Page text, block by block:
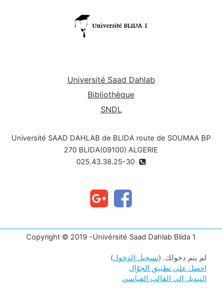
Université Saad Dahlab
Bibliothèque
SNDL
Université SAAD DAHLAB de BLIDA route de SOUMAA BP
270 BLIDA(09100) ALGERIE
Copyright © 2019 -Univérsité Saad Dahlab Blida 1
لم يتم دخولك. (تسجيل الدخول)
احصل على تطبيق الجوّال
التبديل إلى القالب القياسي